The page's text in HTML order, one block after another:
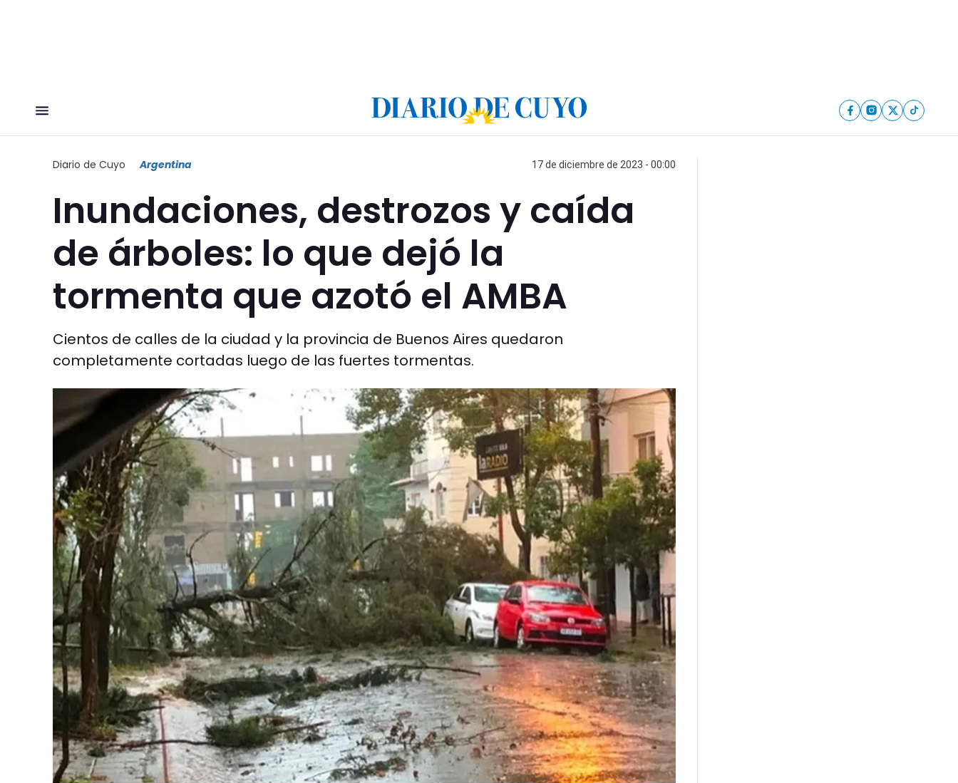
Diario de Cuyo Argentina 17 de diciembre de 2023 - 00:00
Inundaciones, destrozos y caída
de árboles: lo que dejó la
tormenta que azotó el AMBA
Cientos de calles de la ciudad y la provincia de Buenos Aires quedaron
completamente cortadas luego de las fuertes tormentas.